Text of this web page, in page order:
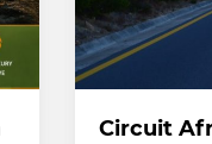
Circuit